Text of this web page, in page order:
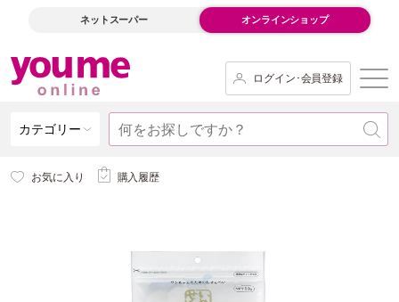
ネットスーパー オンラインショップ
ログイン･会員登録
カテゴリー
お気に入り 購入履歴